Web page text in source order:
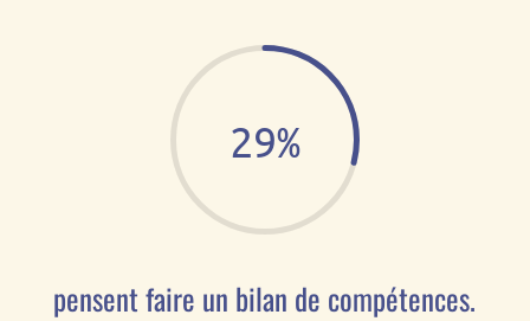
29%
pensent faire un bilan de compétences.